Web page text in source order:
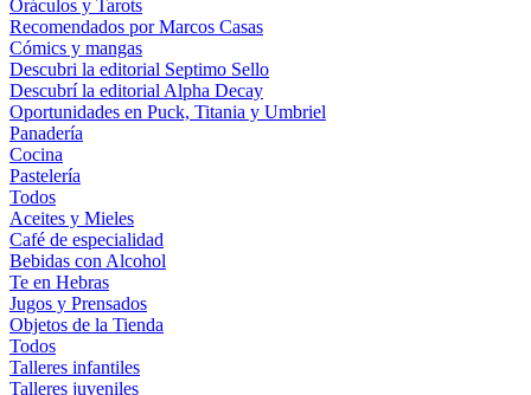
Oráculos y Tarots
Recomendados por Marcos Casas
Cómics y mangas
Descubri la editorial Septimo Sello
Descubrí la editorial Alpha Decay
Oportunidades en Puck, Titania y Umbriel
Panadería
Cocina
Pastelería
Todos
Aceites y Mieles
Café de especialidad
Bebidas con Alcohol
Te en Hebras
Jugos y Prensados
Objetos de la Tienda
Todos
Talleres infantiles
Talleres juveniles